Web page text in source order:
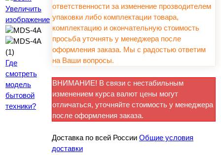
Увеличить
изображение
Где
смотреть
модель
бытовой
техники?
ответственности за изменение прозводителем
упаковки либо комплектации товара,
комплектацию и окончательную стоимость
просьба уточнять у менеджера после
оформления заказа. Мы с радостью ответим
на Ваши вопросы.
ВНИМАНИЕ! В связи с нестабильным
изменением курса валют цены могут
отличаться, уточняйте стоимость у менеджера
после оформления заказа.
Доставка по всей России Общие условия
доставки